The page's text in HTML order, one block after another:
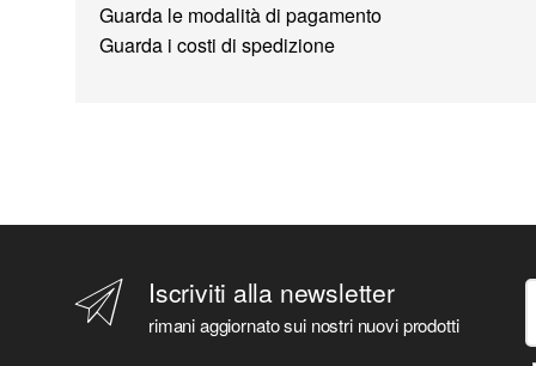
Guarda le modalità di pagamento
Guarda i costi di spedizione
Iscriviti alla newsletter
rimani aggiornato sui nostri nuovi prodotti